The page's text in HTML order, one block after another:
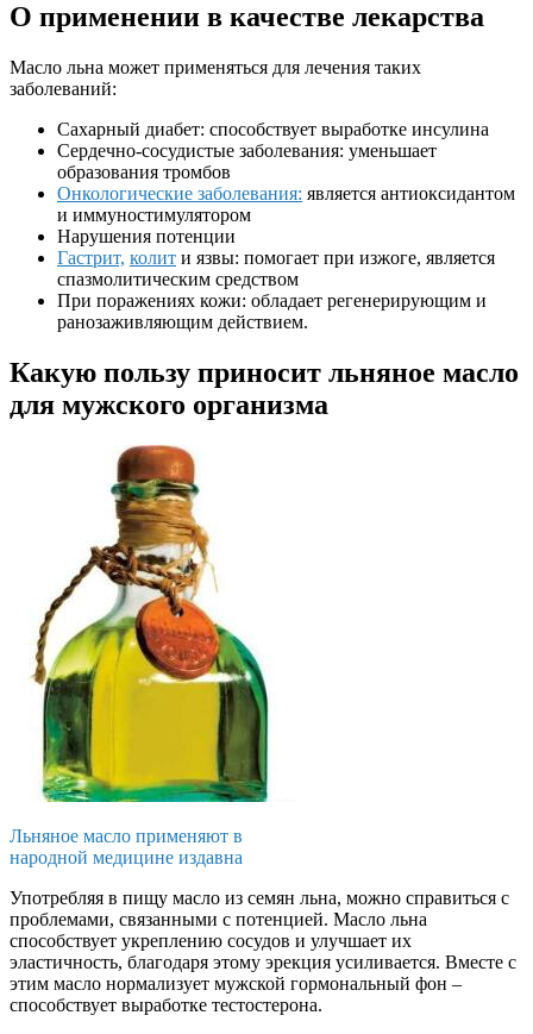
О применении в качестве лекарства
Масло льна может применяться для лечения таких
заболеваний:
Сахарный диабет: способствует выработке инсулина
Сердечно-сосудистые заболевания: уменьшает
образования тромбов
Онкологические заболевания: является антиоксидантом
и иммуностимулятором
Нарушения потенции
Гастрит, колит и язвы: помогает при изжоге, является
спазмолитическим средством
При поражениях кожи: обладает регенерирующим и
ранозаживляющим действием.
Какую пользу приносит льняное масло
для мужского организма
Льняное масло применяют в
народной медицине издавна
Употребляя в пищу масло из семян льна, можно справиться с
проблемами, связанными с потенцией. Масло льна
способствует укреплению сосудов и улучшает их
эластичность, благодаря этому эрекция усиливается. Вместе с
этим масло нормализует мужской гормональный фон –
способствует выработке тестостерона.